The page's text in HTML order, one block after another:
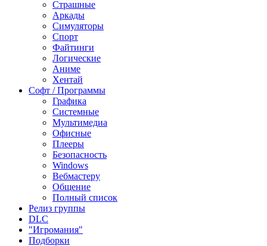
Страшные
Аркады
Симуляторы
Спорт
Файтинги
Логические
Аниме
Хентай
Софт / Программы
Графика
Системные
Мультимедиа
Офисные
Плееры
Безопасность
Windows
Вебмастеру
Общение
Полный список
Релиз группы
DLC
"Игромания"
Подборки